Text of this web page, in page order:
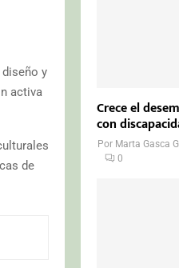
y
activa
de
Crece el
con
Por Marta Gasca
0